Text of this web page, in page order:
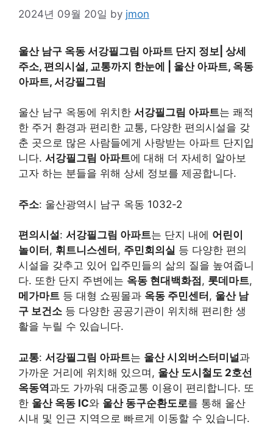
2024년 09월 20일 by jmon
울산 남구 옥동 서강필그림 아파트 단지 정보| 상세
주소, 편의시설, 교통까지 한눈에 | 울산 아파트, 옥동
아파트, 서강필그림
울산 남구 옥동에 위치한 서강필그림 아파트는 쾌적
한 주거 환경과 편리한 교통, 다양한 편의시설을 갖
춘 곳으로 많은 사람들에게 사랑받는 아파트 단지입
니다. 서강필그림 아파트에 대해 더 자세히 알아보
고자 하는 분들을 위해 상세 정보를 제공합니다.
주소: 울산광역시 남구 옥동 1032-2
편의시설: 서강필그림 아파트는 단지 내에 어린이
놀이터 , 휘트니스센터 , 주민회의실 등 다양한 편의
시설을 갖추고 있어 입주민들의 삶의 질을 높여줍니
다. 또한 단지 주변에는 옥동 현대백화점 , 롯데마트,
메가마트 등 대형 쇼핑몰과 옥동 주민센터 , 울산 남
구 보건소 등 다양한 공공기관이 위치해 편리한 생
활을 누릴 수 있습니다.
교통: 서강필그림 아파트는 울산 시외버스터미널과
가까운 거리에 위치해 있으며, 울산 도시철도 2호선
옥동역과도 가까워 대중교통 이용이 편리합니다. 또
한 울산 옥동 IC와 울산 동구순환도로를 통해 울산
시내 및 인근 지역으로 빠르게 이동할 수 있습니다.